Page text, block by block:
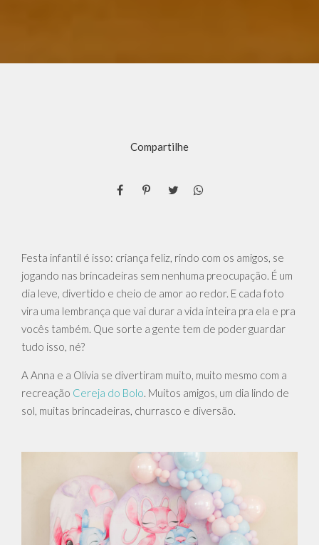
Compartilhe
Festa infantil é isso: criança feliz, rindo com os amigos, se
jogando nas brincadeiras sem nenhuma preocupação. É um
dia leve, divertido e cheio de amor ao redor. E cada foto
vira uma lembrança que vai durar a vida inteira pra ela e pra
vocês também. Que sorte a gente tem de poder guardar
tudo isso, né?
A Anna e a Olívia se divertiram muito, muito mesmo com a
recreação Cereja do Bolo. Muitos amigos, um dia lindo de
sol, muitas brincadeiras, churrasco e diversão.